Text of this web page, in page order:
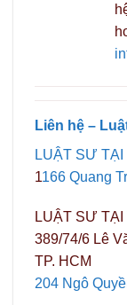
Liên hệ –
LUẬT SƯ TẠI
1166 Quang
LUẬT SƯ TẠI
389/74/6 Lê
TP. HCM
204 Ngô